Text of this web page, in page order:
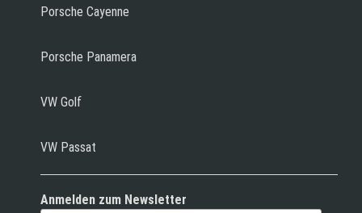
Porsche Cayenne
Porsche Panamera
VW Golf
VW Passat
Anmelden zum Newsletter